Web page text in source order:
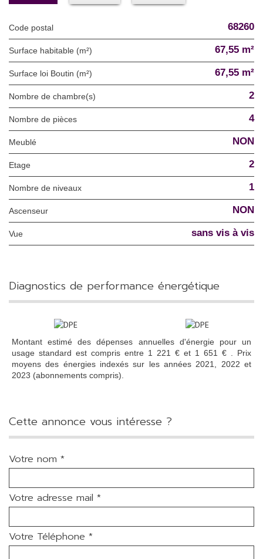
Code postal 68260
Surface habitable (m²) 67,55 m²
Surface loi Boutin (m²) 67,55 m²
Nombre de chambre(s) 2
Nombre de pièces 4
Meublé NON
Etage 2
Nombre de niveaux 1
Ascenseur NON
Vue sans vis à vis
diagnostics de performance énergétique
Montant estimé des dépenses annuelles d'énergie pour un
usage standard est compris entre 1 221 € et 1 651 € . Prix
moyens des énergies indexés sur les années 2021, 2022 et
2023 (abonnements compris).
cette annonce vous intéresse ?
Votre nom *
Votre adresse mail *
Votre Téléphone *